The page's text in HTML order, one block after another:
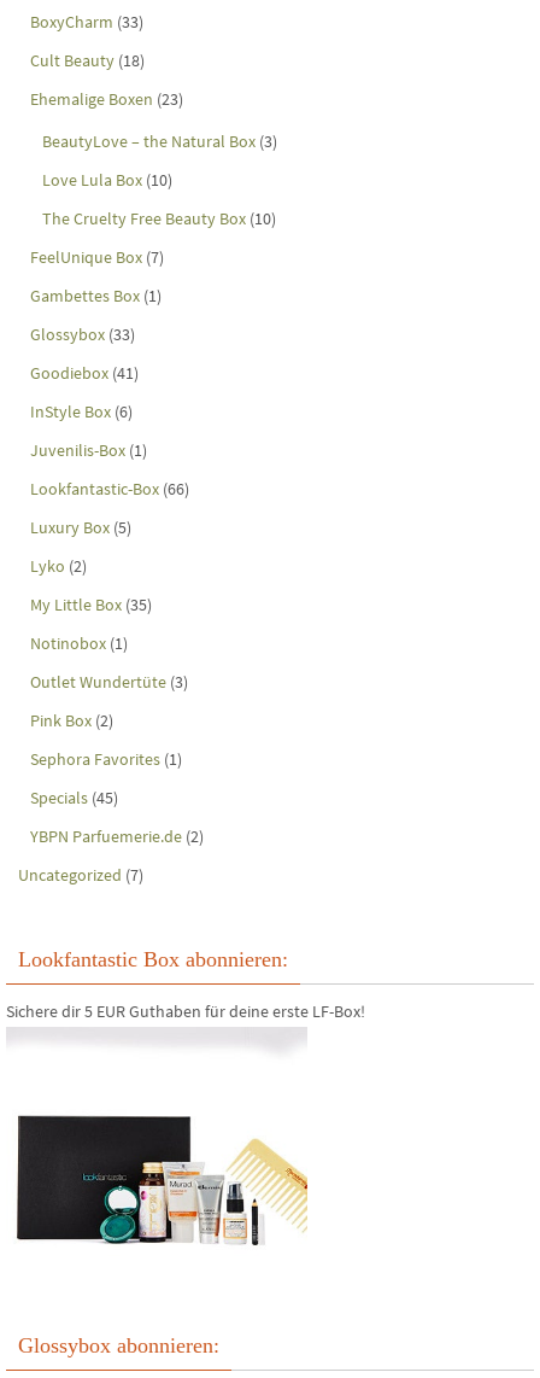
BoxyCharm (33)
Cult Beauty (18)
Ehemalige Boxen (23)
BeautyLove – the Natural Box (3)
Love Lula Box (10)
The Cruelty Free Beauty Box (10)
FeelUnique Box (7)
Gambettes Box (1)
Glossybox (33)
Goodiebox (41)
InStyle Box (6)
Juvenilis-Box (1)
Lookfantastic-Box (66)
Luxury Box (5)
Lyko (2)
My Little Box (35)
Notinobox (1)
Outlet Wundertüte (3)
Pink Box (2)
Sephora Favorites (1)
Specials (45)
YBPN Parfuemerie.de (2)
Uncategorized (7)
Lookfantastic Box abonnieren:
Sichere dir 5 EUR Guthaben für deine erste LF-Box!
Glossybox abonnieren: